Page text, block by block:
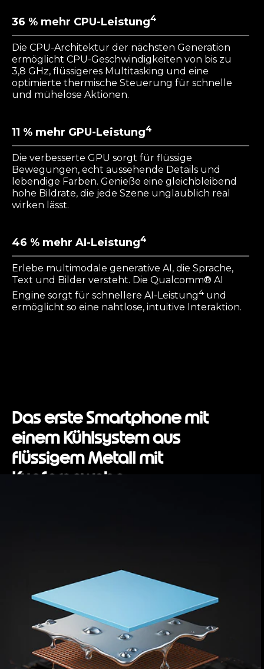
36 % mehr CPU-Leistung4
Die CPU-Architektur der nächsten Generation
ermöglicht CPU-Geschwindigkeiten von bis zu
3,8 GHz, flüssigeres Multitasking und eine
optimierte thermische Steuerung für schnelle
und mühelose Aktionen.
11 % mehr GPU-Leistung4
Die verbesserte GPU sorgt für flüssige
Bewegungen, echt aussehende Details und
lebendige Farben. Genieße eine gleichbleibend
hohe Bildrate, die jede Szene unglaublich real
wirken lässt.
46 % mehr AI-Leistung4
Erlebe multimodale generative AI, die Sprache,
Text und Bilder versteht. Die Qualcomm® AI
Engine sorgt für schnellere AI-Leistung4 und
ermöglicht so eine nahtlose, intuitive Interaktion.
Das erste Smartphone mit
einem Kühlsystem aus
flüssigem Metall mit
Kupfergewebe